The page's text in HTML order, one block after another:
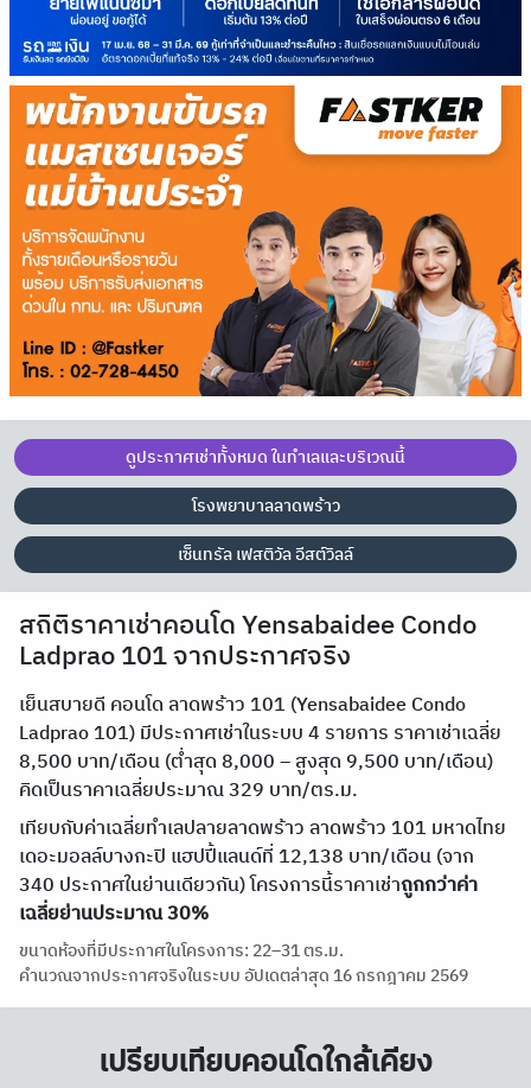
ดูประกาศเช่าทั้งหมด ในทำเลและบริเวณนี้
โรงพยาบาลลาดพร้าว
เซ็นทรัล เฟสติวัล อีสต์วิลล์
สถิติราคาเช่าคอนโด Yensabaidee Condo
Ladprao 101 จากประกาศจริง
เย็นสบายดี คอนโด ลาดพร้าว 101 (Yensabaidee Condo
Ladprao 101) มีประกาศเช่าในระบบ 4 รายการ ราคาเช่าเฉลี่ย
8,500 บาท/เดือน (ต่ำสุด 8,000 – สูงสุด 9,500 บาท/เดือน)
คิดเป็นราคาเฉลี่ยประมาณ 329 บาท/ตร.ม.
เทียบกับค่าเฉลี่ยทำเลปลายลาดพร้าว ลาดพร้าว 101 มหาดไทย
เดอะมอลล์บางกะปิ แฮปปี้แลนด์ที่ 12,138 บาท/เดือน (จาก
340 ประกาศในย่านเดียวกัน) โครงการนี้ราคาเช่าถูกกว่าค่า
เฉลี่ยย่านประมาณ 30%
ขนาดห้องที่มีประกาศในโครงการ: 22–31 ตร.ม.
คำนวณจากประกาศจริงในระบบ อัปเดตล่าสุด 16 กรกฎาคม 2569
เปรียบเทียบคอนโดใกล้เคียง